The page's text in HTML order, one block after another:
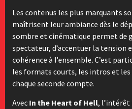
Les contenus les plus marquants
maîtrisent leur ambiance dès le
sombre et cinématique permet de
spectateur, d’accentuer la tension
cohérence à l’ensemble. C’est
les formats courts, les intros et les
chaque seconde compte.
Avec In the Heart of Hell, l’intérêt